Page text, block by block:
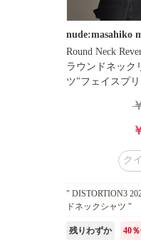
nude:masahiko
Round Neck
ラウンドネック
ツ"フェイスプ
ク
" DISTORTION3
ドネックシャツ "
残りわずか 40